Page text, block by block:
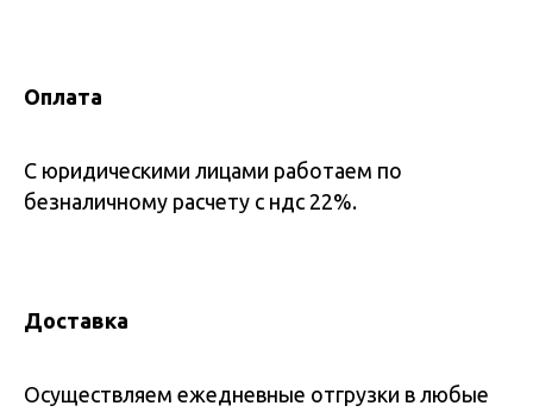
Оплата
С юридическими лицами работаем по
безналичному расчету с ндс 22%.
Доставка
Осуществляем ежедневные отгрузки в любые